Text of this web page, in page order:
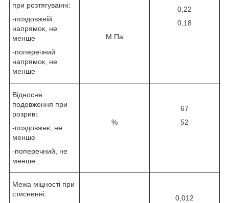
при розтягуванні:
-поздовжній
напрямок, не
менше
-поперечний
напрямок, не
менше
М Па
0,22
0,18
Відносне
подовження при
розриві:
-поздовжнє, не
менше
-поперечний, не
менше
%
67
52
Межа міцності при
стисненні:
0,012